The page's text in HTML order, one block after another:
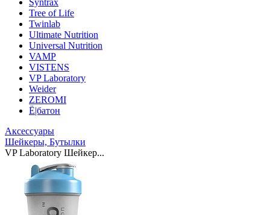
Syntrax
Tree of Life
Twinlab
Ultimate Nutrition
Universal Nutrition
VAMP
VISTENS
VP Laboratory
Weider
ZEROMI
Ё|батон
Аксессуары
Шейкеры, Бутылки
VP Laboratory Шейкер...